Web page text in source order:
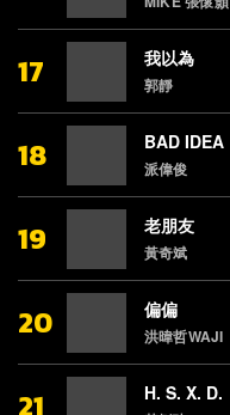
17 我以為
郭靜
18 BAD IDEA
派偉俊
19 老朋友
黃奇斌
20 偏偏
洪暐哲WAJI
21 H. S. X. D.